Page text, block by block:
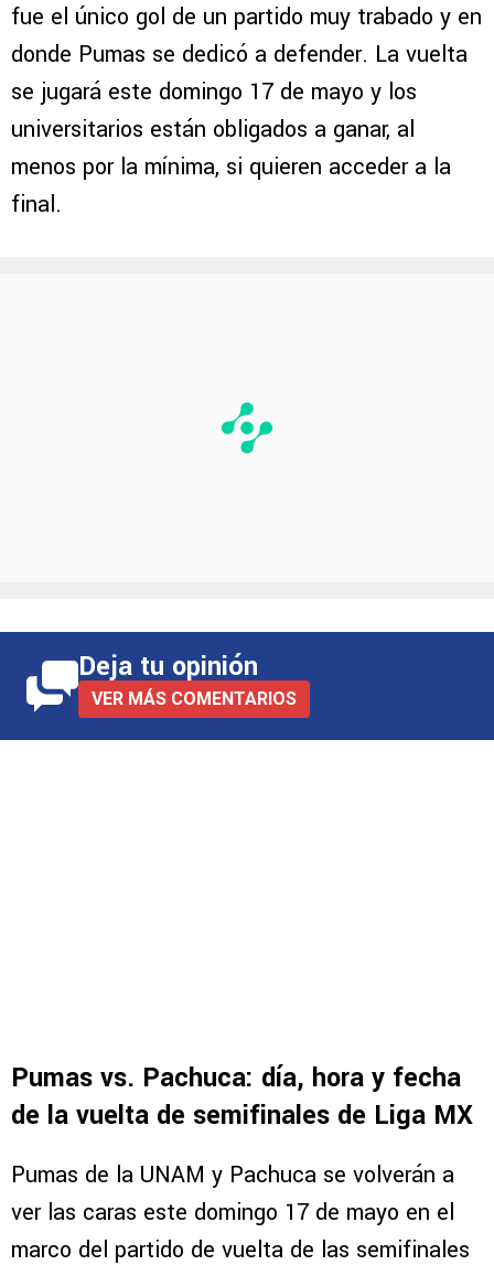
fue el único gol de un partido muy trabado y en
donde Pumas se dedicó a defender. La vuelta
se jugará este domingo 17 de mayo y los
universitarios están obligados a ganar, al
menos por la mínima, si quieren acceder a la
final.
Deja tu opinión
VER MÁS COMENTARIOS
Pumas vs. Pachuca: día, hora y fecha
de la vuelta de semifinales de Liga MX
Pumas de la UNAM y Pachuca se volverán a
ver las caras este domingo 17 de mayo en el
marco del partido de vuelta de las semifinales